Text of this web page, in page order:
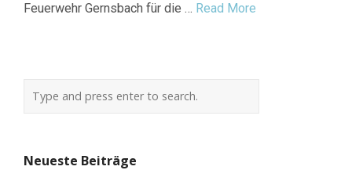
Feuerwehr Gernsbach für die … Read More
Neueste Beiträge